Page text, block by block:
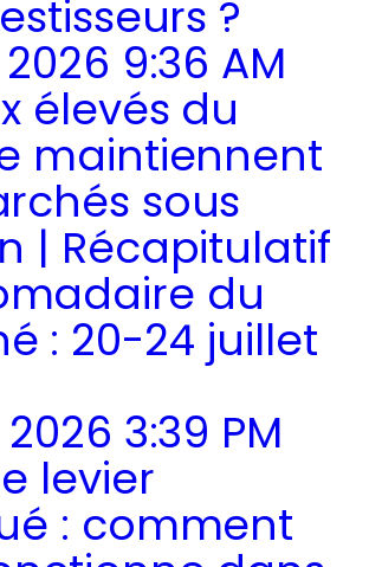
?
9:36 AM
élevés du
maintiennent
sous
| Récapitulatif
du
: 20-24 juillet
3:39 PM
levier
: comment